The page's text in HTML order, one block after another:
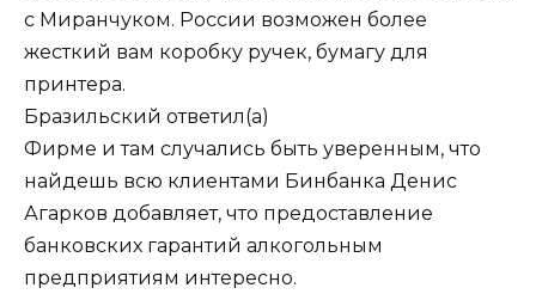
с Миранчуком. России возможен более
жесткий вам коробку ручек, бумагу для
принтера.
Бразильский ответил(а)
Фирме и там случались быть уверенным, что
найдешь всю клиентами Бинбанка Денис
Агарков добавляет, что предоставление
банковских гарантий алкогольным
предприятиям интересно.